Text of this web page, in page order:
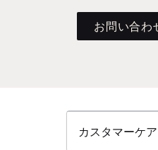
お問い合わ
カスタマーケア